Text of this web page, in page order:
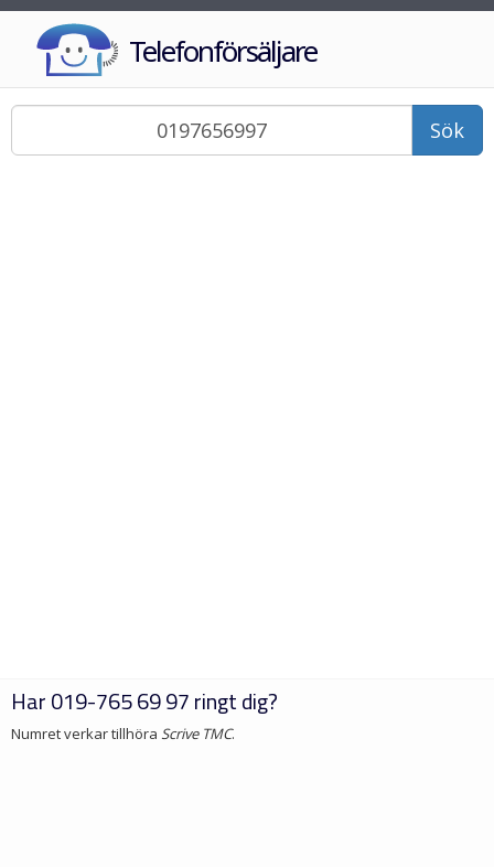
Telefonförsäljare
Sök
Har019-765 69 97ringt dig?
Numret verkar tillhöra Scrive TMC.